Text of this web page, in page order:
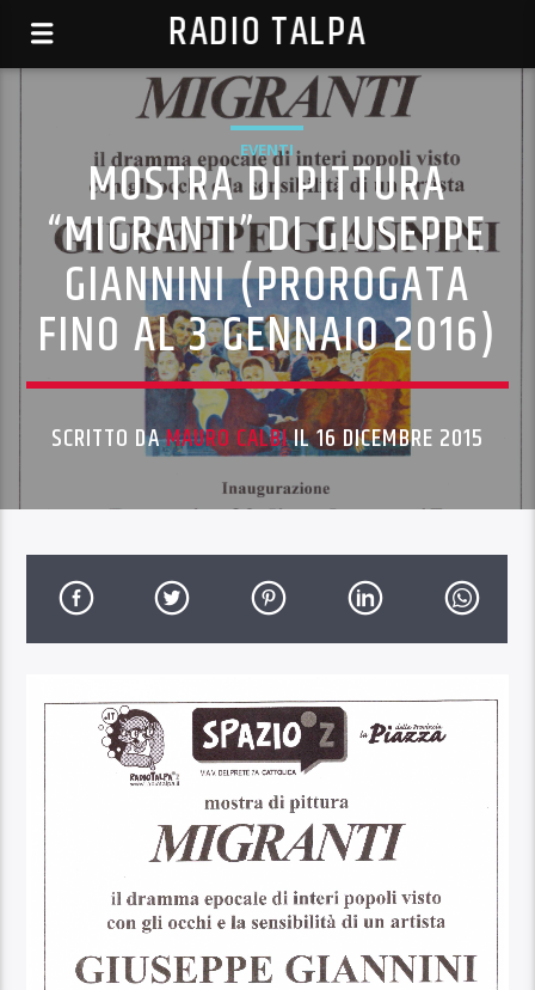
RADIO TALPA
EVENTI
MOSTRA DI PITTURA
“MIGRANTI” DI GIUSEPPE
GIANNINI (PROROGATA
FINO AL 3 GENNAIO 2016)
SCRITTO DAMAURO CALBIIL 16 DICEMBRE 2015